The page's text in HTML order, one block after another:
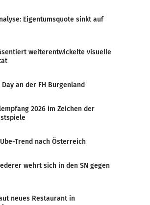
Eigentumsquote sinkt auf
weiterentwickelte visuelle
an der FH Burgenland
2026 im Zeichen der
Trend nach Österreich
wehrt sich in den SN gegen
neues Restaurant in